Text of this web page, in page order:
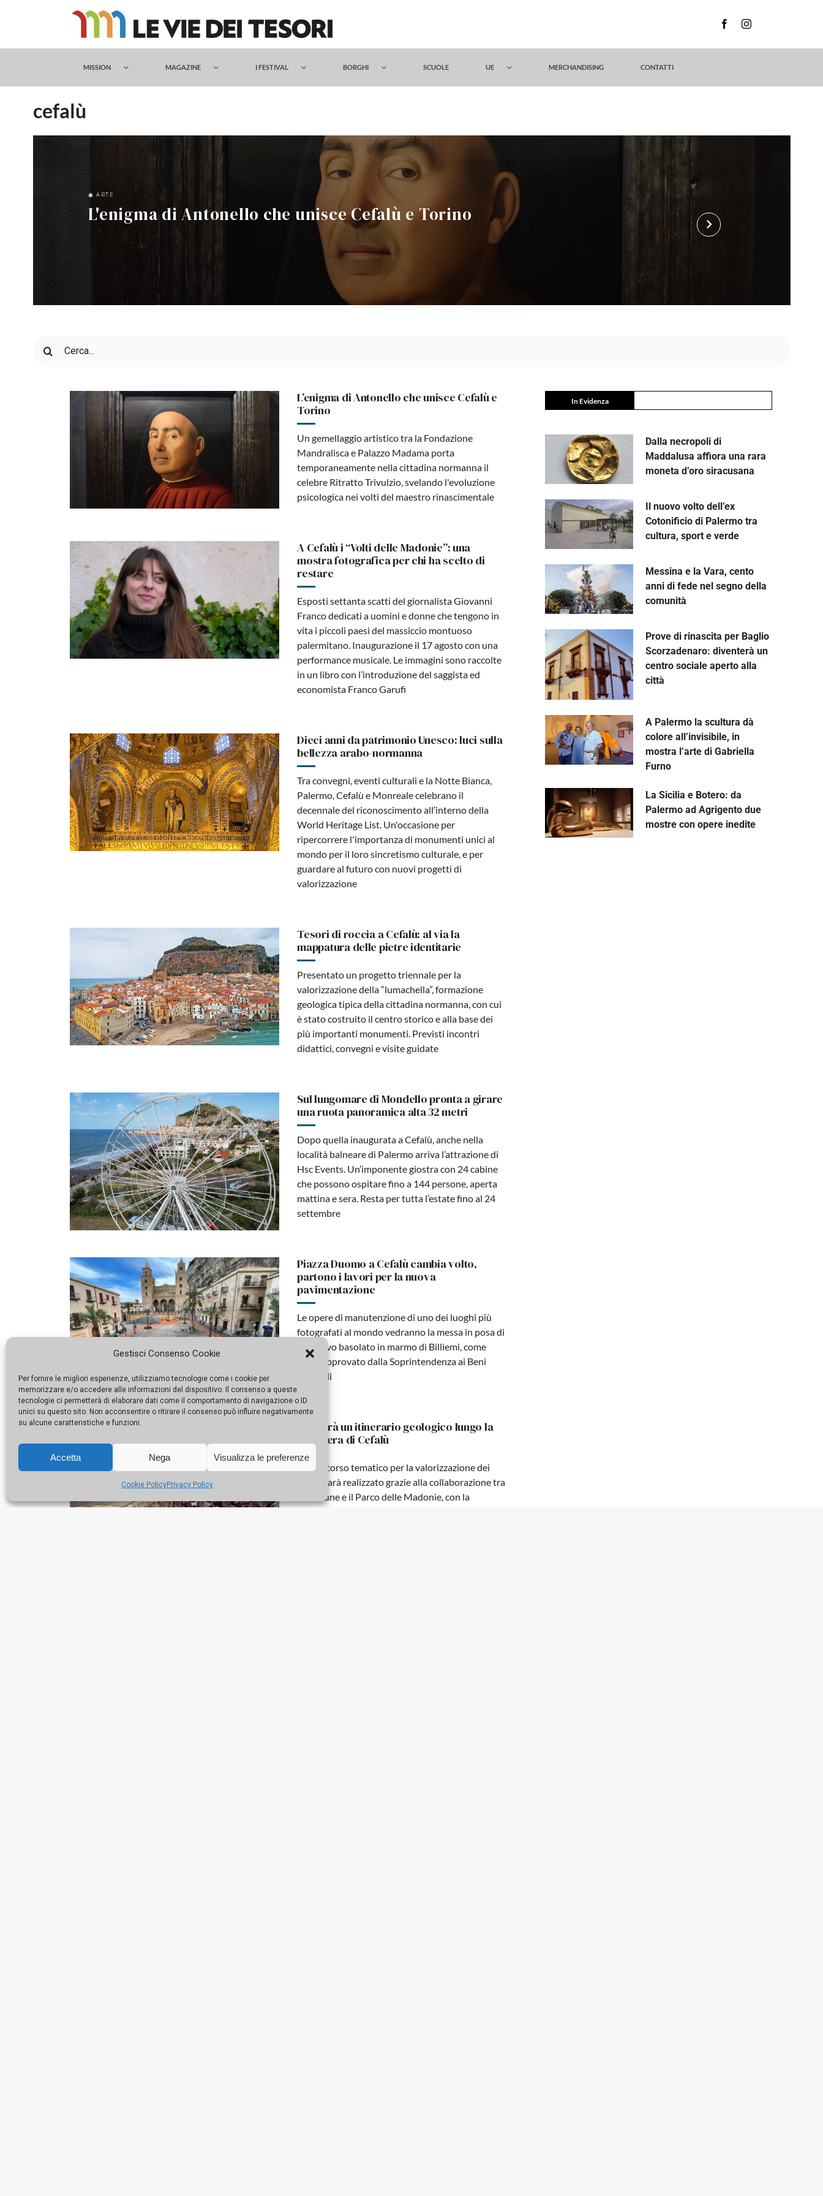
Gestisci Consenso Cookie
Per fornire le migliori esperienze, utilizziamo tecnologie come i cookie per
memorizzare e/o accedere alle informazioni del dispositivo. Il consenso a queste
tecnologie ci permetterà di elaborare dati come il comportamento di navigazione o ID
unici su questo sito. Non acconsentire o ritirare il consenso può influire negativamente
su alcune caratteristiche e funzioni.
Accetta Nega Visualizza le preferenze
Cookie PolicyPrivacy Policy
MISSION MAGAZINE I FESTIVAL BORGHI SCUOLE UE MERCHANDISING CONTATTI
cefalù
◉ ARTE
L'enigma di Antonello che unisce Cefalù e Torino keyboard_arrow_right
per:
L’enigma di Antonello che unisce Cefalù e
Torino
Un gemellaggio artistico tra la Fondazione
Mandralisca e Palazzo Madama porta
temporaneamente nella cittadina normanna il
celebre Ritratto Trivulzio, svelando l'evoluzione
psicologica nei volti del maestro rinascimentale
A Cefalù i “Volti delle Madonie”: una
mostra fotografica per chi ha scelto di
restare
Esposti settanta scatti del giornalista Giovanni
Franco dedicati a uomini e donne che tengono in
vita i piccoli paesi del massiccio montuoso
palermitano. Inaugurazione il 17 agosto con una
performance musicale. Le immagini sono raccolte
in un libro con l’introduzione del saggista ed
economista Franco Garufi
Dieci anni da patrimonio Unesco: luci sulla
bellezza arabo-normanna
Tra convegni, eventi culturali e la Notte Bianca,
Palermo, Cefalù e Monreale celebrano il
decennale del riconoscimento all’interno della
World Heritage List. Un'occasione per
ripercorrere l'importanza di monumenti unici al
mondo per il loro sincretismo culturale, e per
guardare al futuro con nuovi progetti di
valorizzazione
Tesori di roccia a Cefalù: al via la
mappatura delle pietre identitarie
Presentato un progetto triennale per la
valorizzazione della “lumachella”, formazione
geologica tipica della cittadina normanna, con cui
è stato costruito il centro storico e alla base dei
più importanti monumenti. Previsti incontri
didattici, convegni e visite guidate
Sul lungomare di Mondello pronta a girare
una ruota panoramica alta 32 metri
Dopo quella inaugurata a Cefalù, anche nella
località balneare di Palermo arriva l’attrazione di
Hsc Events. Un’imponente giostra con 24 cabine
che possono ospitare fino a 144 persone, aperta
mattina e sera. Resta per tutta l’estate fino al 24
settembre
Piazza Duomo a Cefalù cambia volto,
partono i lavori per la nuova
pavimentazione
Le opere di manutenzione di uno dei luoghi più
fotografati al mondo vedranno la messa in posa di
un nuovo basolato in marmo di Billiemi, come
come approvato dalla Soprintendenza ai Beni
culturali
Il Duomo di Cefalù si prepara a rinascere,
al via i lavori di restauro
Gli interventi finanziati con due milioni di euro
dalla Regione Siciliana interesseranno le
coperture, gli esterni e gli apparati decorativi del
monumento normanno, che è parte del
In Evidenza
Dalla necropoli di
Maddalusa affiora una rara
moneta d’oro siracusana
Il nuovo volto dell’ex
Cotonificio di Palermo tra
cultura, sport e verde
Messina e la Vara, cento
anni di fede nel segno della
comunità
Prove di rinascita per Baglio
Scorzadenaro: diventerà un
centro sociale aperto alla
città
A Palermo la scultura dà
colore all’invisibile, in
mostra l’arte di Gabriella
Furno
La Sicilia e Botero: da
Palermo ad Agrigento due
mostre con opere inedite